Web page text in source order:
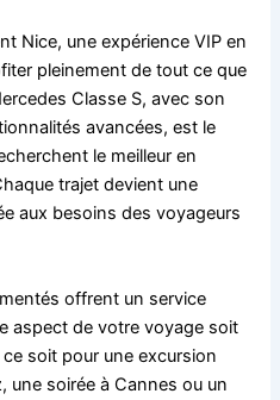
Nice, une expérience VIP en
pleinement de tout ce que
Classe S, avec son
avancées, est le
le meilleur en
trajet devient une
aux besoins des voyageurs
offrent un service
aspect de votre voyage soit
soit pour une excursion
une soirée à Cannes ou un